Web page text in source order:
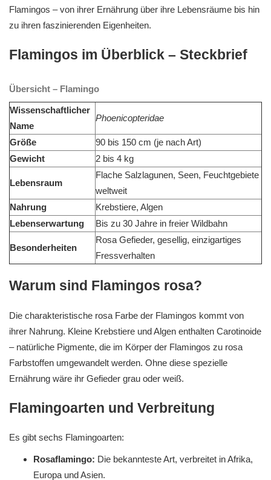
Flamingos – von ihrer Ernährung über ihre Lebensräume bis hin
zu ihren faszinierenden Eigenheiten.
Flamingos im Überblick – Steckbrief
Übersicht – Flamingo
Wissenschaftlicher
Name
Phoenicopteridae
Größe
90 bis 150 cm (je nach Art)
Gewicht
2 bis 4 kg
Lebensraum
Flache Salzlagunen, Seen, Feuchtgebiete
weltweit
Nahrung
Krebstiere, Algen
Lebenserwartung
Bis zu 30 Jahre in freier Wildbahn
Besonderheiten
Rosa Gefieder, gesellig, einzigartiges
Fressverhalten
Warum sind Flamingos rosa?
Die charakteristische rosa Farbe der Flamingos kommt von
ihrer Nahrung. Kleine Krebstiere und Algen enthalten Carotinoide
– natürliche Pigmente, die im Körper der Flamingos zu rosa
Farbstoffen umgewandelt werden. Ohne diese spezielle
Ernährung wäre ihr Gefieder grau oder weiß.
Flamingoarten und Verbreitung
Es gibt sechs Flamingoarten:
Rosaflamingo: Die bekannteste Art, verbreitet in Afrika,
Europa und Asien.